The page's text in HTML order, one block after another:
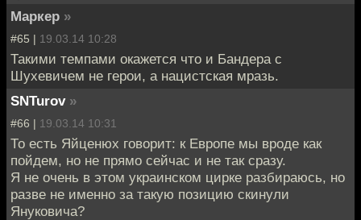
Маркер »
#65 | 19.03.14 10:28
Такими темпами окажется что и Бандера с
Шухевичем не герои, а нацистская мразь.
SNTurov »
#66 | 19.03.14 10:31
То есть Яйценюх говорит: к Европе мы вроде как
пойдем, но не прямо сейчас и не так сразу.
Я не очень в этом украинском цирке разбираюсь, но
разве не именно за такую позицию скинули
Януковича?